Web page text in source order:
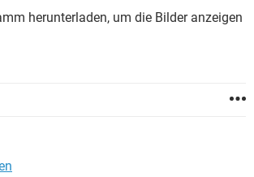
herunterladen, um die Bilder anzeigen